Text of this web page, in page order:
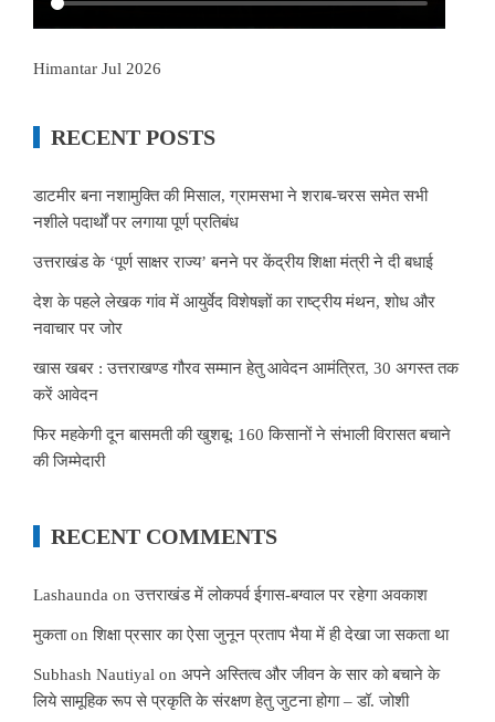
Himantar Jul 2026
RECENT POSTS
डाटमीर बना नशामुक्ति की मिसाल, ग्रामसभा ने शराब-चरस समेत सभी
नशीले पदार्थों पर लगाया पूर्ण प्रतिबंध
उत्तराखंड के ‘पूर्ण साक्षर राज्य’ बनने पर केंद्रीय शिक्षा मंत्री ने दी बधाई
देश के पहले लेखक गांव में आयुर्वेद विशेषज्ञों का राष्ट्रीय मंथन, शोध और
नवाचार पर जोर
खास खबर : उत्तराखण्ड गौरव सम्मान हेतु आवेदन आमंत्रित, 30 अगस्त तक
करें आवेदन
फिर महकेगी दून बासमती की खुशबू: 160 किसानों ने संभाली विरासत बचाने
की जिम्मेदारी
RECENT COMMENTS
Lashaunda onउत्तराखंड में लोकपर्व ईगास-बग्वाल पर रहेगा अवकाश
मुकताonशिक्षा प्रसार का ऐसा जुनून प्रताप भैया में ही देखा जा सकता था
Subhash Nautiyal on अपने अस्तित्व और जीवन के सार को बचाने के
लिये सामूहिक रूप से प्रकृति के संरक्षण हेतु जुटना होगा – डॉ. जोशी